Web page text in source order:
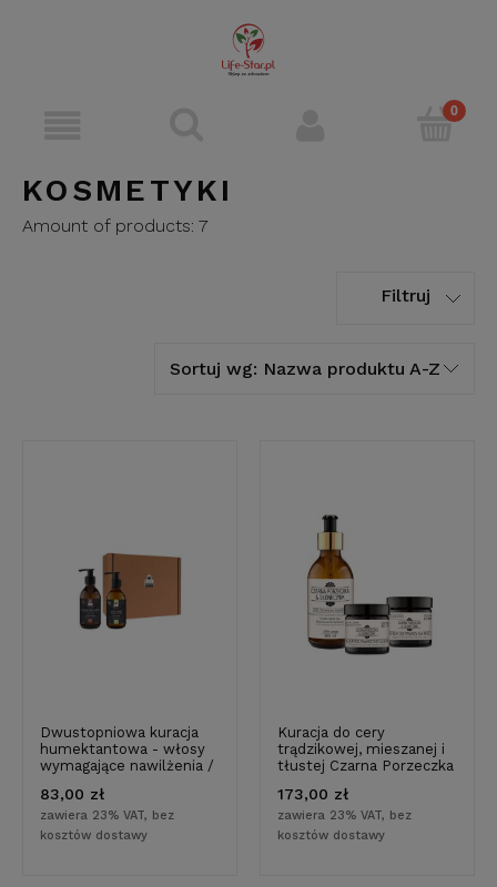
KOSMETYKI
Amount of products: 7
Sortuj wg: Nazwa produktu A-Z
Filtruj
Dwustopniowa kuracja
humektantowa - włosy
wymagające nawilżenia /
83,00 zł
zawiera 23% VAT, bez
kosztów dostawy
Kuracja do cery
trądzikowej, mieszanej i
tłustej Czarna Porzeczka
- składniki naturalnego
pochodzenia
173,00 zł
zawiera 23% VAT, bez
kosztów dostawy